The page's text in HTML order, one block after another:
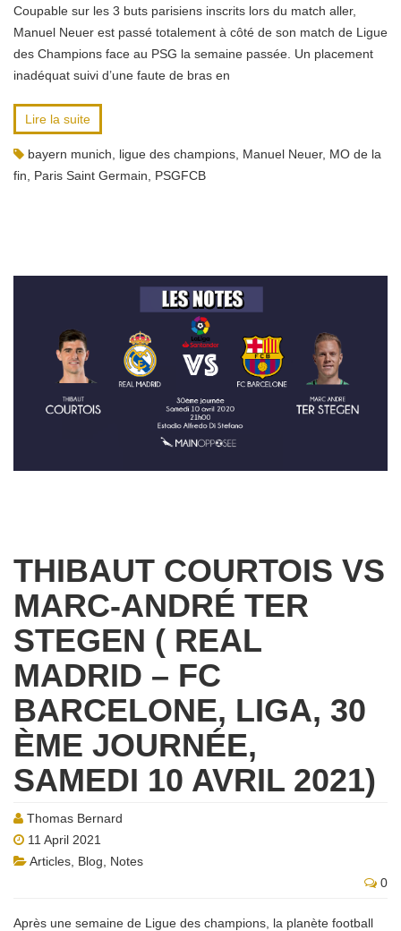
Coupable sur les 3 buts parisiens inscrits lors du match aller,
Manuel Neuer est passé totalement à côté de son match de Ligue
des Champions face au PSG la semaine passée. Un placement
inadéquat suivi d’une faute de bras en
Lire la suite
bayern munich ligue des champions Manuel Neuer, MO de la
fin
Paris Saint Germain PSGFCB
THIBAUT COURTOIS VS
MARC-ANDRÉ TER
STEGEN ( REAL
MADRID – FC
BARCELONE, LIGA, 30
ÈME JOURNÉE,
SAMEDI 10 AVRIL 2021)
Thomas Bernard
11 April 2021
Articles Blog
Notes
0
Après une semaine de Ligue des champions, la planète football